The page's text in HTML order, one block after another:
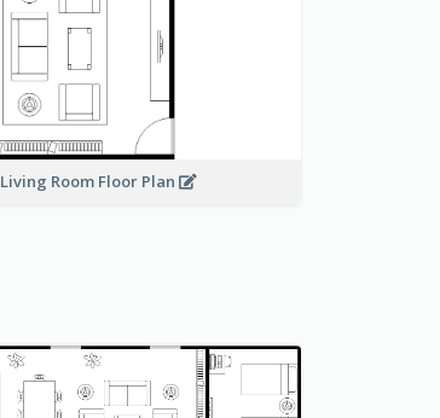
Living Room Floor Plan